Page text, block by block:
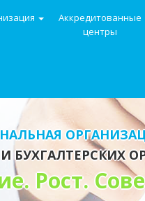
Аккредитованные
центры
БУХГАЛТЕРСКИХ
Рост.